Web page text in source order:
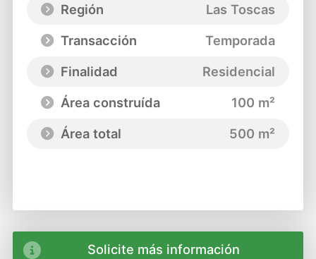
Región
Las Toscas
Transacción
Temporada
Finalidad
Residencial
Área construída
100 m²
Área total
500 m²
Solicite más información